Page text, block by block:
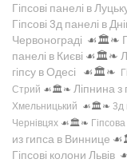
Гіпсові панелі в
Гіпсові 3д панелі в
Червонограді ☙🏛️❧
панелі в Києві ☙🏛️❧
гіпсу в Одесі ☙🏛️❧
Стрий ☙🏛️❧ Ліпнина з
Хмельницький ☙🏛️❧ 3д
Чернівцях ☙🏛️❧
из гипса в Виннице
Гіпсові колони Львів